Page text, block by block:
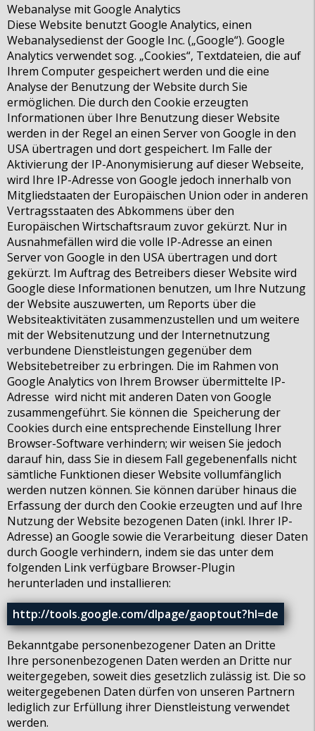
Webanalyse mit Google Analytics
Diese Website benutzt Google Analytics, einen
Webanalysedienst der Google Inc. („Google“). Google
Analytics verwendet sog. „Cookies“, Textdateien, die auf
Ihrem Computer gespeichert werden und die eine
Analyse der Benutzung der Website durch Sie
ermöglichen. Die durch den Cookie erzeugten
Informationen über Ihre Benutzung dieser Website
werden in der Regel an einen Server von Google in den
USA übertragen und dort gespeichert. Im Falle der
Aktivierung der IP-Anonymisierung auf dieser Webseite,
wird Ihre IP-Adresse von Google jedoch innerhalb von
Mitgliedstaaten der Europäischen Union oder in anderen
Vertragsstaaten des Abkommens über den
Europäischen Wirtschaftsraum zuvor gekürzt. Nur in
Ausnahmefällen wird die volle IP-Adresse an einen
Server von Google in den USA übertragen und dort
gekürzt. Im Auftrag des Betreibers dieser Website wird
Google diese Informationen benutzen, um Ihre Nutzung
der Website auszuwerten, um Reports über die
Websiteaktivitäten zusammenzustellen und um weitere
mit der Websitenutzung und der Internetnutzung
verbundene Dienstleistungen gegenüber dem
Websitebetreiber zu erbringen. Die im Rahmen von
Google Analytics von Ihrem Browser übermittelte IP-
Adresse wird nicht mit anderen Daten von Google
zusammengeführt. Sie können die Speicherung der
Cookies durch eine entsprechende Einstellung Ihrer
Browser-Software verhindern; wir weisen Sie jedoch
darauf hin, dass Sie in diesem Fall gegebenenfalls nicht
sämtliche Funktionen dieser Website vollumfänglich
werden nutzen können. Sie können darüber hinaus die
Erfassung der durch den Cookie erzeugten und auf Ihre
Nutzung der Website bezogenen Daten (inkl. Ihrer IP-
Adresse) an Google sowie die Verarbeitung dieser Daten
durch Google verhindern, indem sie das unter dem
folgenden Link verfügbare Browser-Plugin
herunterladen und installieren:
http://tools.google.com/dlpage/gaoptout?hl=de
Bekanntgabe personenbezogener Daten an Dritte
Ihre personenbezogenen Daten werden an Dritte nur
weitergegeben, soweit dies gesetzlich zulässig ist. Die so
weitergegebenen Daten dürfen von unseren Partnern
lediglich zur Erfüllung ihrer Dienstleistung verwendet
werden.
MX5 Club Zürisee
www.mx5-club-zuerisee.ch
info@mx5-club-zuerisee.ch
Über uns
Club
Vorstand
Mitglieder
News / Events
News
Events
Jahresprogramm
Kontakt